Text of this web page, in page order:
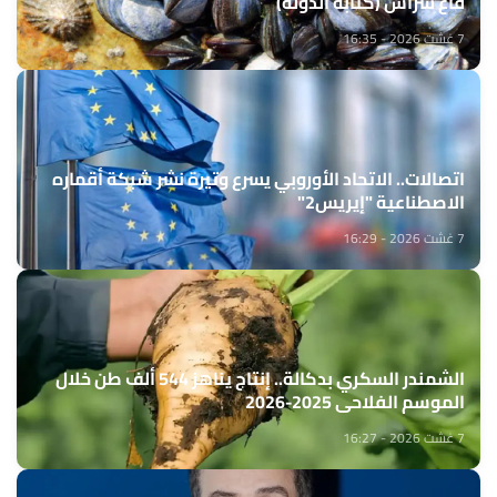
7 غشت 2026 - 16:35
اتصالات.. الاتحاد الأوروبي يسرع وتيرة نشر شبكة أقماره
الاصطناعية "إيريس2"
7 غشت 2026 - 16:29
الشمندر السكري بدكالة.. إنتاج يناهز 544 ألف طن خلال
الموسم الفلاحي 2025-2026
7 غشت 2026 - 16:27